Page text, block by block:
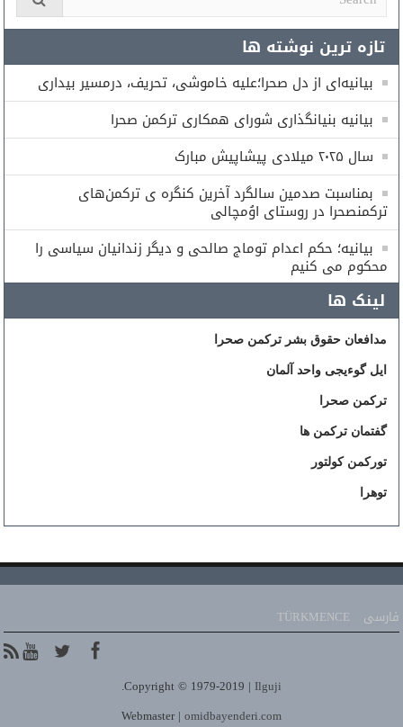
تازه ترین نوشته ها
بیانیه‌ای از دل صحرا؛علیه خاموشی، تحریف، درمسیر بیداری
بیانیه بنیانگذاری شورای همكارى تركمن صحرا
سال ۲۰۲۵ میلادی پیشاپیش مبارک
بمناسبت صدمین سالگرد آخرین کنگره ی ترکمن‌های
ترکمنصحرا در روستای اوُمچالی
بیانیه؛ حکم اعدام توماج صالحی و دیگر زندانیان سیاسی را
محکوم می کنیم
لینک ها
مدافعان حقوق بشر ترکمن صحرا
ایل گوءیجی واحد آلمان
ترکمن صحرا
گفتمان ترکمن ها
تورکمن کولتور
توهرا
فارسی TÜRKMENCE
Copyright © 1979-2019 | Ilguji
.
Webmaster | omidbayenderi.com